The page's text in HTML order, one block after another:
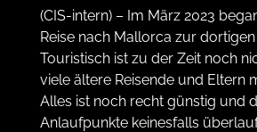
(CIS-intern) – Im März 2023
Reise nach Mallorca zur
Touristisch ist zu der Zeit noch
viele ältere Reisende und Eltern
Alles ist noch recht günstig und
Anlaufpunkte keinesfalls